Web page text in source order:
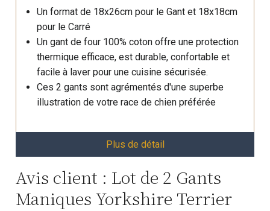
Un format de 18x26cm pour le Gant et 18x18cm
pour le Carré
Un gant de four 100% coton offre une protection
thermique efficace, est durable, confortable et
facile à laver pour une cuisine sécurisée.
Ces 2 gants sont agrémentés d'une superbe
illustration de votre race de chien préférée
Plus de détail
Avis client : Lot de 2 Gants
Maniques Yorkshire Terrier